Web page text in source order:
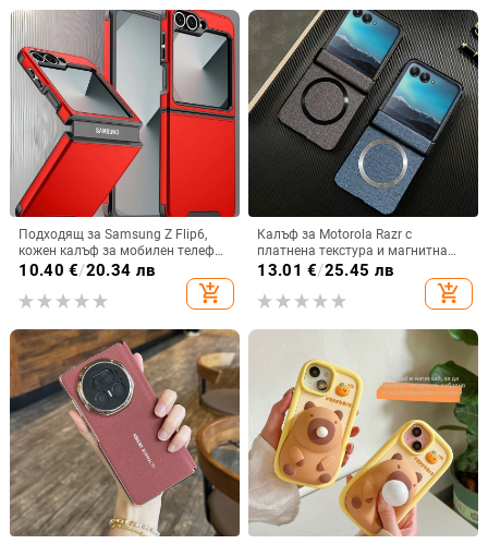
Подходящ за Samsung Z Flip6,
кожен калъф за мобилен телефон
Flip5, твърд двустранен калъф
против падане за Flip7, защитен
калъф Armor
10.40 €/20.34 лв
add_shopping_cart
Калъф за Motorola Razr с
платнена текстура и магнитна
панта, флип
13.01 €/25.45 лв
add_shopping_cart